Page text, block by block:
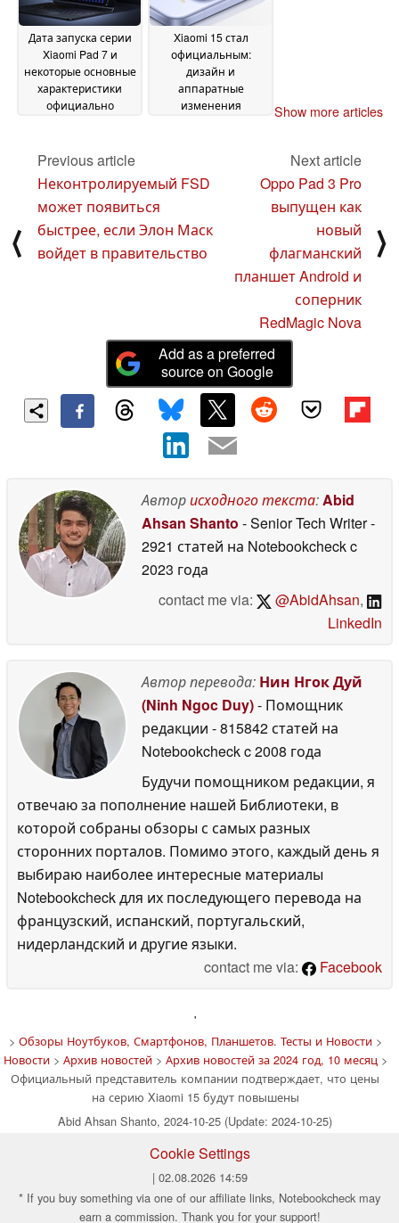
Дата запуска серии
Xiaomi Pad 7 и
некоторые основные
характеристики
официально
Xiaomi 15 стал
официальным:
дизайн и
аппаратные
изменения
Show more articles
⟨
Previous article
Неконтролируемый FSD
может появиться
быстрее, если Элон Маск
войдет в правительство
Next article
Oppo Pad 3 Pro
выпущен как
новый
флагманский
планшет Android и
соперник
RedMagic Nova
⟩
Add as a preferred
source on Google
Авторисходного текста:Abid
Ahsan Shanto - Senior Tech Writer-
2921 статей на Notebookcheckc
2023 года
contact me via:
@AbidAhsan,
LinkedIn
Автор перевода: Нин Нгок Дуй
(Ninh Ngoc Duy)- Помощник
редакции - 815842 статей на
Notebookcheckc 2008 года
Будучи помощником редакции, я
отвечаю за пополнение нашей Библиотеки, в
которой собраны обзоры с самых разных
сторонних порталов. Помимо этого, каждый день я
выбираю наиболее интересные материалы
Notebookcheck для их последующего перевода на
французский, испанский, португальский,
нидерландский и другие языки.
contact me via:
Facebook
'
> Обзоры Ноутбуков, Смартфонов, Планшетов. Тесты и Новости>
Новости> Архив новостей> Архив новостей за 2024 год, 10 месяц>
Официальный представитель компании подтверждает, что цены
на серию Xiaomi 15 будут повышены
Abid Ahsan Shanto, 2024-10-25 (Update: 2024-10-25)
Cookie Settings
| 02.08.2026 14:59
* If you buy something via one of our affiliate links, Notebookcheck may
earn a commission. Thank you for your support!